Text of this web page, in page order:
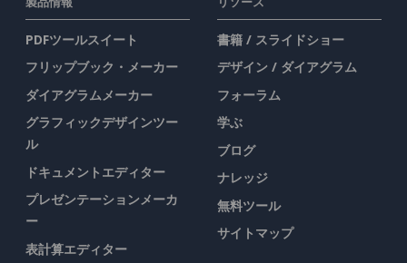
PDFツールスイート
フリップブック・メーカー
ダイアグラムメーカー
グラフィックデザインツー
ル
ドキュメントエディター
プレゼンテーションメーカ
ー
表計算エディター
書籍 / スライドショー
デザイン / ダイアグラム
フォーラム
学ぶ
ブログ
ナレッジ
無料ツール
サイトマップ